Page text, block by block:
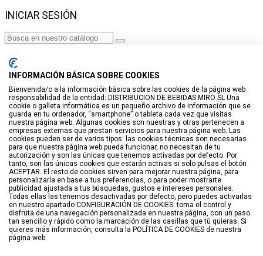
INICIAR SESIÓN
No se encontraron productos.
Iniciar sesión
VISTO RECIENTEMENTE
No hay productos
LISTA DE DESEOS
GUARDAR EN LISTA DE DESEOS
Crear
BUSCAR
Haga clic para más productos.
INFORMACIÓN BÁSICA SOBRE COOKIES
Bienvenida/o a la información básica sobre las cookies de la página web
responsabilidad de la entidad: DISTRIBUCION DE BEBIDAS MIRO SL Una
cookie o galleta informática es un pequeño archivo de información que se
guarda en tu ordenador, “smartphone” o tableta cada vez que visitas
nuestra página web. Algunas cookies son nuestras y otras pertenecen a
empresas externas que prestan servicios para nuestra página web. Las
cookies pueden ser de varios tipos: las cookies técnicas son necesarias
para que nuestra página web pueda funcionar, no necesitan de tu
autorización y son las únicas que tenemos activadas por defecto. Por
tanto, son las únicas cookies que estarán activas si solo pulsas el botón
ACEPTAR. El resto de cookies sirven para mejorar nuestra página, para
personalizarla en base a tus preferencias, o para poder mostrarte
publicidad ajustada a tus búsquedas, gustos e intereses personales.
Todas ellas las tenemos desactivadas por defecto, pero puedes activarlas
en nuestro apartado CONFIGURACIÓN DE COOKIES: toma el control y
disfruta de una navegación personalizada en nuestra página, con un paso
tan sencillo y rápido como la marcación de las casillas que tú quieras. Si
quieres más información, consulta la POLÍTICA DE COOKIES de nuestra
página web.